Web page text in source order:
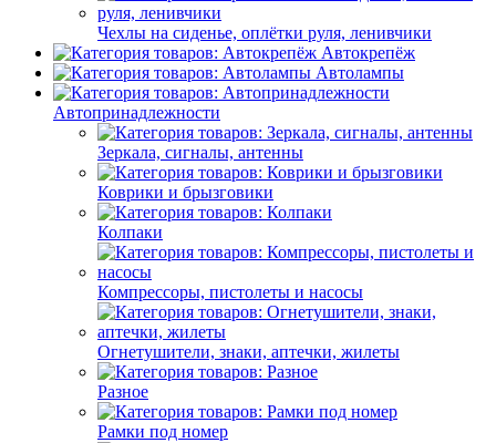
Чехлы на сиденье, оплётки руля, ленивчики
Автокрепёж
Автолампы
Автопринадлежности
Зеркала, сигналы, антенны
Коврики и брызговики
Колпаки
Компрессоры, пистолеты и насосы
Огнетушители, знаки, аптечки, жилеты
Разное
Рамки под номер